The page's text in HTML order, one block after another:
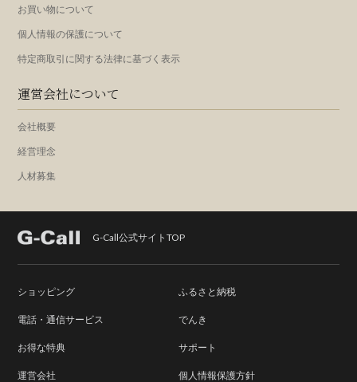
お買い物について
個人情報の保護について
特定商取引に関する法律に基づく表示
運営会社について
会社概要
経営理念
人材募集
G-Call公式サイトTOP
ショッピング ふるさと納税
電話・通信サービス でんき
お得な特典 サポート
運営会社 個人情報保護方針